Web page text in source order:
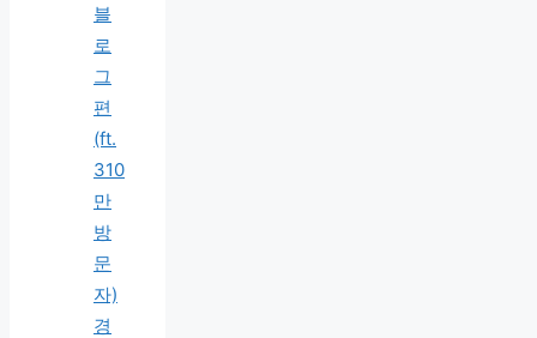
블
로
그
편
(ft.
310
만
방
문
자)
경